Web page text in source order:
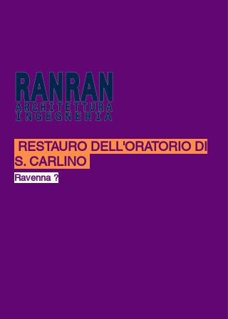
RESTAURO DELL'ORATORIO DI
S. CARLINO
Ravenna ?